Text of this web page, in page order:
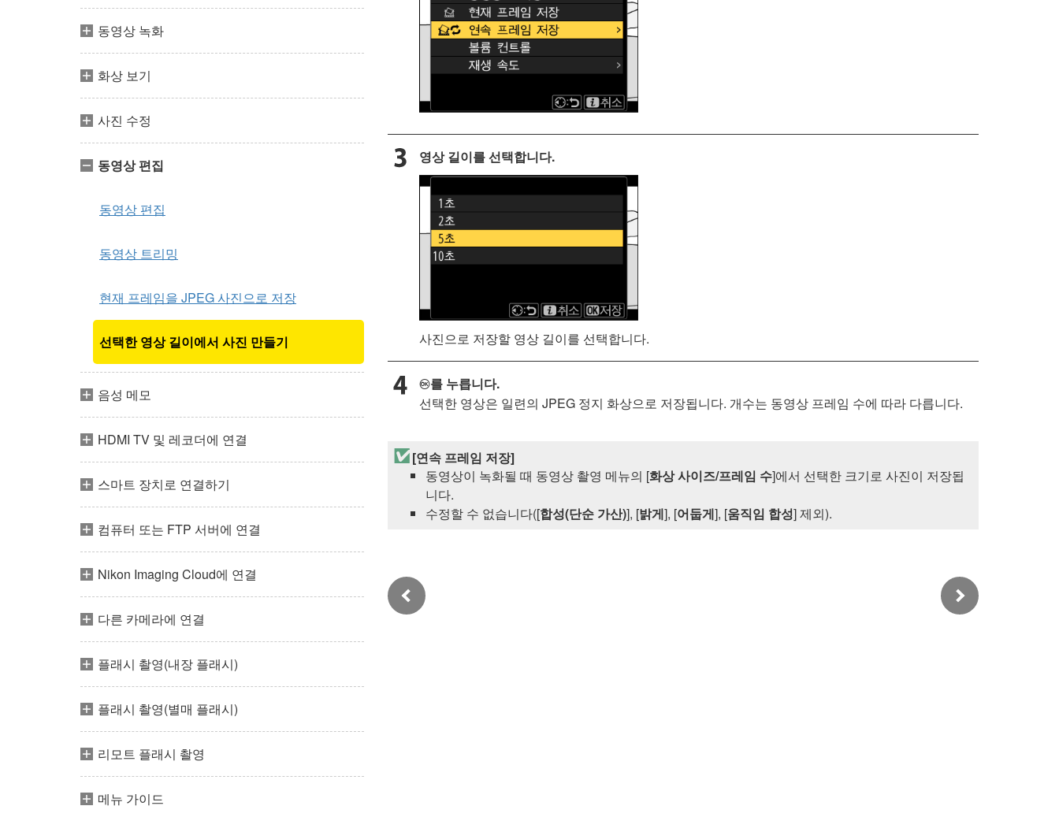
동영상 녹화
화상 보기
사진 수정
동영상 편집
동영상 편집
동영상 트리밍
현재 프레임을 JPEG 사진으로 저장
선택한 영상 길이에서 사진 만들기
음성 메모
HDMI TV 및 레코더에 연결
스마트 장치로 연결하기
컴퓨터 또는 FTP 서버에 연결
Nikon Imaging Cloud에 연결
다른 카메라에 연결
플래시 촬영(내장 플래시)
플래시 촬영(별매 플래시)
리모트 플래시 촬영
메뉴 가이드
영상 길이를 선택합니다.
사진으로 저장할 영상 길이를 선택합니다.
J를 누릅니다.
선택한 영상은 일련의 JPEG 정지 화상으로 저장됩니다. 개수는 동영상 프레임 수에 따라 다릅니다.
[연속 프레임 저장]
동영상이 녹화될 때 동영상 촬영 메뉴의 [화상 사이즈/프레임 수]에서 선택한 크기로 사진이 저장됩
니다.
수정할 수 없습니다([합성(단순 가산)], [밝게], [어둡게], [움직임 합성] 제외).